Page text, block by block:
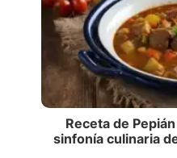
Receta de
sinfonía culinaria